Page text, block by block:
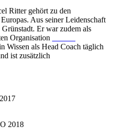
Ritter gehört zu den
Aus seiner Leidenschaft
Er war zudem als
Organisation
Wissen als Head Coach täglich
ist zusätzlich
2018